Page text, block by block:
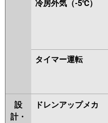
冷房外気（-5℃）
タイマー運転
設
計・
ドレンアップメカ